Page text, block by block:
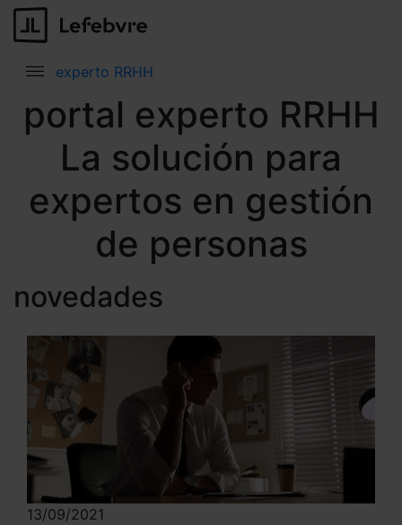
experto RRHH
portal experto RRHH
La solución para
expertos en gestión
de personas
novedades
13/09/2021